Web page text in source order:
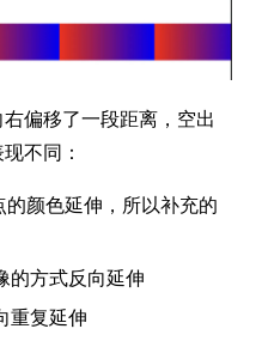
偏移了一段距离，空出
不同：
颜色延伸，所以补充的
的方式反向延伸
重复延伸